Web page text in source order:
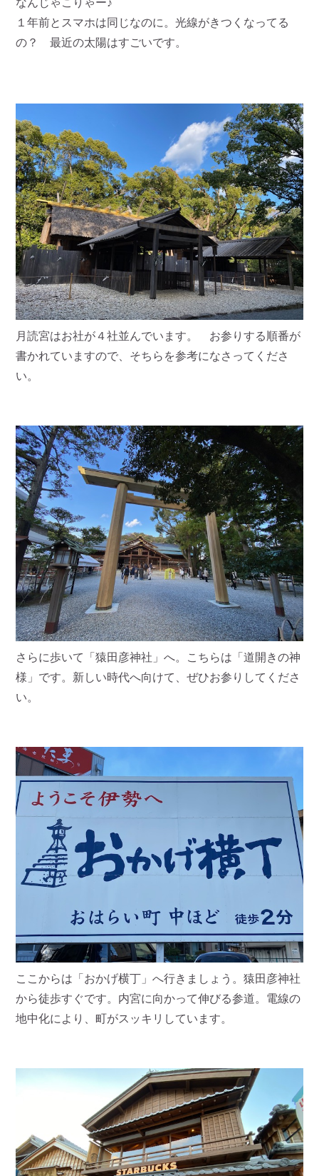
１年前とスマホは同じなのに。光線がきつくなってる
の？ 最近の太陽はすごいです。
月読宮はお社が４社並んでいます。 お参りする順番が
書かれていますので、そちらを参考になさってくださ
い。
さらに歩いて「猿田彦神社」へ。こちらは「道開きの神
様」です。新しい時代へ向けて、ぜひお参りしてくださ
い。
ここからは「おかげ横丁」へ行きましょう。猿田彦神社
から徒歩すぐです。内宮に向かって伸びる参道。電線の
地中化により、町がスッキリしています。